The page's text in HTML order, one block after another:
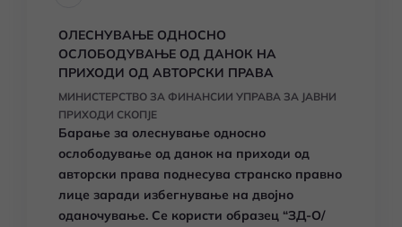
ОЛЕСНУВАЊЕ ОДНОСНО
ОСЛОБОДУВАЊЕ ОД ДАНОК НА
ПРИХОДИ ОД АВТОРСКИ ПРАВА
МИНИСТЕРСТВО ЗА ФИНАНСИИ УПРАВА ЗА ЈАВНИ
ПРИХОДИ СКОПЈЕ
Барање за олеснување односно
ослободување од данок на приходи од
авторски права поднесува странско правно
лице заради избегнување на двојно
оданочување. Се користи образец “ЗД-О/